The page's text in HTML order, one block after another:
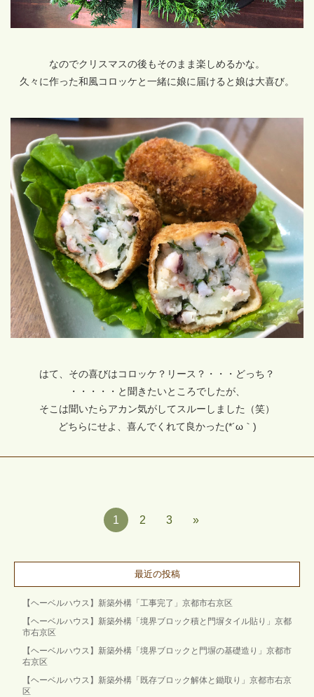
なのでクリスマスの後もそのまま楽しめるかな。
久々に作った和風コロッケと一緒に娘に届けると娘は大喜び。
はて、その喜びはコロッケ？リース？・・・どっち？
・・・・・と聞きたいところでしたが、
そこは聞いたらアカン気がしてスルーしました（笑）
どちらにせよ、喜んでくれて良かった(*´ω｀)
1 2 3 »
最近の投稿
【ヘーベルハウス】新築外構「工事完了」京都市右京区
【ヘーベルハウス】新築外構「境界ブロック積と門塀タイル貼り」京都
市右京区
【ヘーベルハウス】新築外構「境界ブロックと門塀の基礎造り」京都市
右京区
【ヘーベルハウス】新築外構「既存ブロック解体と鋤取り」京都市右京
区